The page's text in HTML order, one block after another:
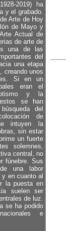
2019) ha
y el grabado.
Arte de Hoy
de Mayo y
Actual de
de arte de
una de las
del
una etapa
creando unos
Si en un
eran el
y la
estos se han
del
de
intuyen la
sin estar
un fuerte
solemnes,
central, no
fúnebre. Sus
una labor
en cuanto al
la puesta en
suelen ser
de luz.
se ha podido
e